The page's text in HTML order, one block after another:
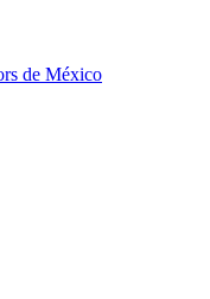
de México